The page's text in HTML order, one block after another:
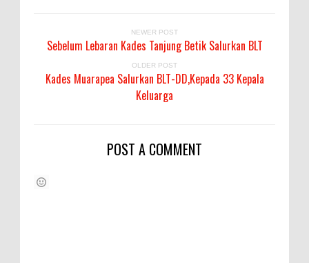
NEWER POST
Sebelum Lebaran Kades Tanjung Betik Salurkan BLT
OLDER POST
Kades Muarapea Salurkan BLT-DD,Kepada 33 Kepala
Keluarga
POST A COMMENT